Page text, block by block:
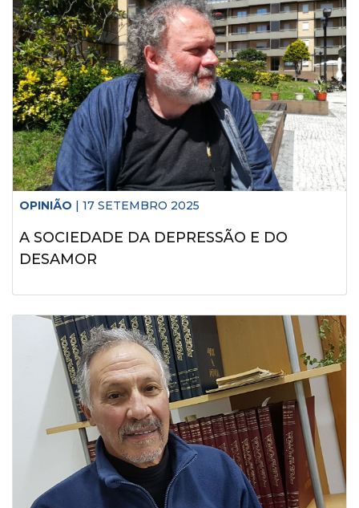
OPINIÃO | 17 SETEMBRO 2025
A SOCIEDADE DA DEPRESSÃO E DO
DESAMOR